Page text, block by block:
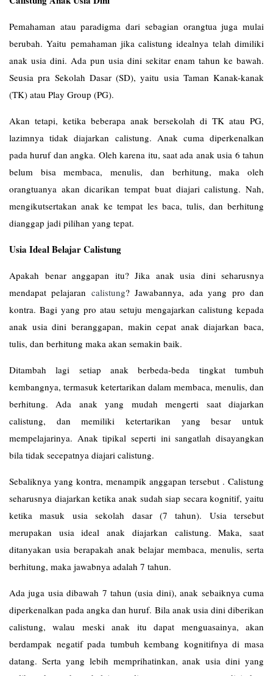
Pemahaman atau paradigma dari sebagian orangtua juga mulai
berubah. Yaitu pemahaman jika calistung idealnya telah dimiliki
anak usia dini. Ada pun usia dini sekitar enam tahun ke bawah.
Seusia pra Sekolah Dasar (SD), yaitu usia Taman Kanak-kanak
(TK) atau Play Group (PG).
Akan tetapi, ketika beberapa anak bersekolah di TK atau PG,
lazimnya tidak diajarkan calistung. Anak cuma diperkenalkan
pada huruf dan angka. Oleh karena itu, saat ada anak usia 6 tahun
belum bisa membaca, menulis, dan berhitung, maka oleh
orangtuanya akan dicarikan tempat buat diajari calistung. Nah,
mengikutsertakan anak ke tempat les baca, tulis, dan berhitung
dianggap jadi pilihan yang tepat.
Usia Ideal Belajar Calistung
Apakah benar anggapan itu? Jika anak usia dini seharusnya
mendapat pelajaran calistung? Jawabannya, ada yang pro dan
kontra. Bagi yang pro atau setuju mengajarkan calistung kepada
anak usia dini beranggapan, makin cepat anak diajarkan baca,
tulis, dan berhitung maka akan semakin baik.
Ditambah lagi setiap anak berbeda-beda tingkat tumbuh
kembangnya, termasuk ketertarikan dalam membaca, menulis, dan
berhitung. Ada anak yang mudah mengerti saat diajarkan
calistung, dan memiliki ketertarikan yang besar untuk
mempelajarinya. Anak tipikal seperti ini sangatlah disayangkan
bila tidak secepatnya diajari calistung.
Sebaliknya yang kontra, menampik anggapan tersebut . Calistung
seharusnya diajarkan ketika anak sudah siap secara kognitif, yaitu
ketika masuk usia sekolah dasar (7 tahun). Usia tersebut
merupakan usia ideal anak diajarkan calistung. Maka, saat
ditanyakan usia berapakah anak belajar membaca, menulis, serta
berhitung, maka jawabnya adalah 7 tahun.
Ada juga usia dibawah 7 tahun (usia dini), anak sebaiknya cuma
diperkenalkan pada angka dan huruf. Bila anak usia dini diberikan
calistung, walau meski anak itu dapat menguasainya, akan
berdampak negatif pada tumbuh kembang kognitifnya di masa
datang. Serta yang lebih memprihatinkan, anak usia dini yang